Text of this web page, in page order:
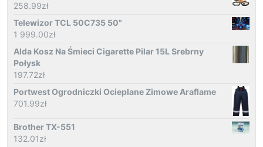
258.99zł
Telewizor TCL 50C735 50"
1 999.00zł
Alda Kosz Na Śmieci Cigarette Pilar 15L Srebrny
Połysk
197.72zł
Portwest Ogrodniczki Ocieplane Zimowe Araflame
701.99zł
Brother TX-551
132.01zł